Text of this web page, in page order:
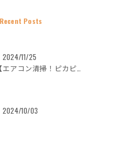
Recent Posts
2024/11/25
【エアコン清掃！ピカピカ綺麗に！ハウスクリーニングなら
2024/10/03